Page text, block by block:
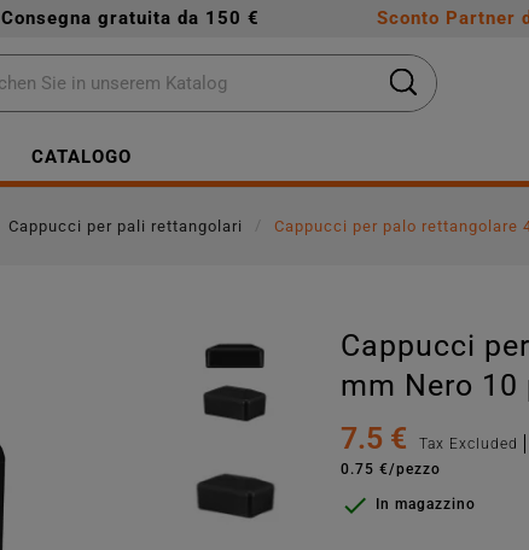
Consegna gratuita da 150 € Sconto Partner
CATALOGO
Cappucci per pali rettangolari Cappucci per palo rettangolare
Cappucci
mm Nero 10
7.5 €
Tax Excluded
0.75 €/pezzo
 In magazzino